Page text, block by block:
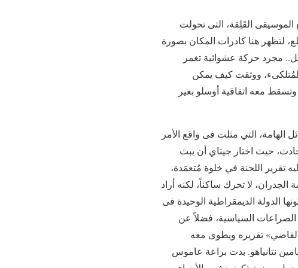
القَلِقة، التى تحولت
لتظهر هنا كادرات المكان بصورة
مجرد حركة عشوائية تغمر
ووثقت كيف يمكن
معه اتفاقية أوسلو بغير
الهامة، التي مثلت فى واقع الأمر
حيث اختار جيتاي أن يبث
تقرير اللجنة في خلوة مُتعمَدة،
لا تحرك ساكناً، لكنه أراد
الدولة الديمقراطية الوحيدة فى
السياسية، فضلاً عن
تقريره ويطوى معه
نتانياهو. بدت براعة عاموس